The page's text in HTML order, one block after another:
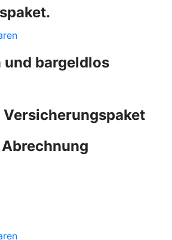
und bargeldlos
Versicherungspaket